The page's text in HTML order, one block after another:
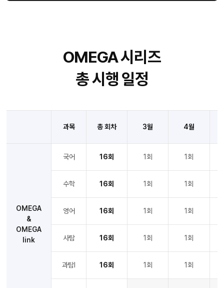
OMEGA 시리즈
총 시행 일정
과목 총 회차 3월 4월
OMEGA
&
OMEGA
link
국어 16회 1회 1회
수학 16회 1회 1회
영어 16회 1회 1회
사탐 16회 1회 1회
과탐Ⅰ 16회 1회 1회